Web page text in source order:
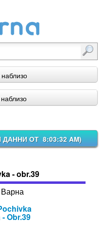
ОТ 8:03:32 AM)
- obr.39
Варна
Obr.39